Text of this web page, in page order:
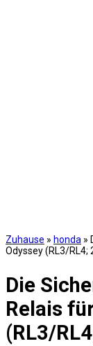
Zuhause » honda »
Odyssey (RL3/RL4;
Die
Relais
(RL3/